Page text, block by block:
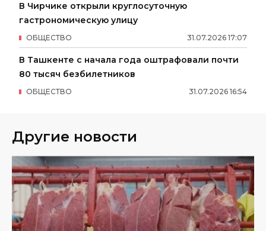
В Чирчике открыли круглосуточную
гастрономическую улицу
31.07.2026 17:07
ОБЩЕСТВО
В Ташкенте с начала года оштрафовали почти
80 тысяч безбилетников
31.07.2026 16:54
ОБЩЕСТВО
Другие новости